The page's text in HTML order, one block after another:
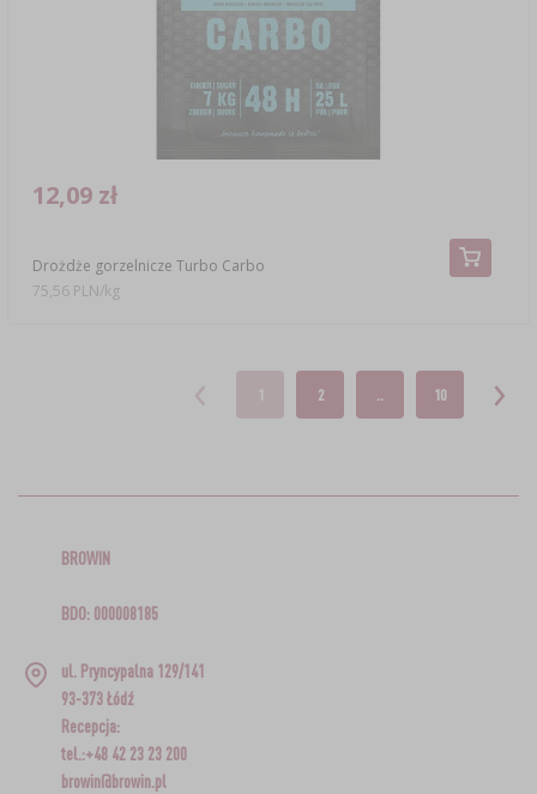
Drożdże gorzelnicze Turbo Carbo
12,09 zł
75,56 PLN/kg
1 2 .. 10
BROWIN
BDO: 000008185
ul. Pryncypalna 129/141
93-373 Łódź
Recepcja:
tel.:+48 42 23 23 200
browin@browin.pl